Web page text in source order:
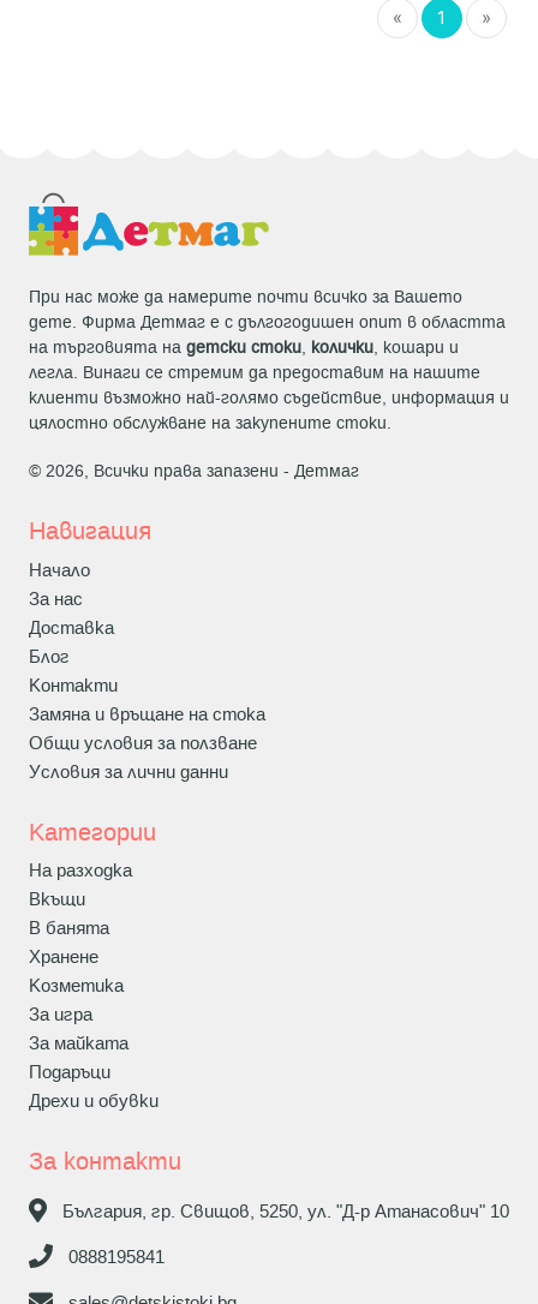
« 1 »
При нас може да намерите почти всичко за Вашето
дете. Фирма Детмаг е с дългогодишен опит в областта
на търговията на детски стоки, колички, кошари и
легла. Винаги се стремим да предоставим на нашите
клиенти възможно най-голямо съдействие, информация и
цялостно обслужване на закупените стоки.
© 2026, Всички права запазени - Детмаг
Навигация
Начало
За нас
Доставка
Блог
Контакти
Замяна и връщане на стока
Общи условия за ползване
Условия за лични данни
Категории
На разходка
Вкъщи
В банята
Хранене
Козметика
За игра
За майката
Подаръци
Дрехи и обувки
За контакти
България, гр. Свищов, 5250, ул. "Д-р Атанасович" 10
0888195841